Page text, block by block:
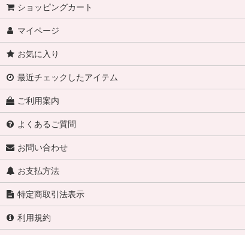
ショッピングカート
マイページ
お気に入り
最近チェックしたアイテム
ご利用案内
よくあるご質問
お問い合わせ
お支払方法
特定商取引法表示
利用規約